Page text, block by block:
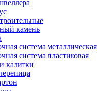
камень
система металлическая
система пластиковая
калитки